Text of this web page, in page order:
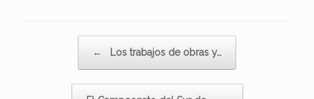
← Los trabajos de obras y…